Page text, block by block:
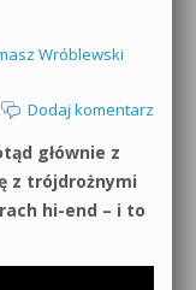
Wróblewski
Dodaj komentarz
głównie z
z trójdrożnymi
hi-end – i to